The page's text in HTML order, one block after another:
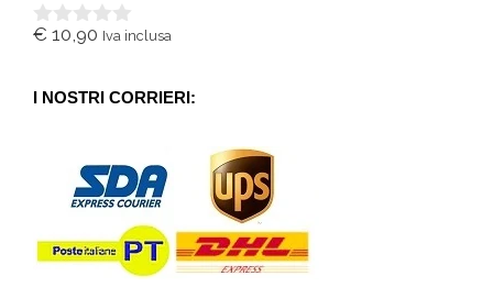
0
5
€ 10,90 Iva inclusa
I NOSTRI CORRIERI: